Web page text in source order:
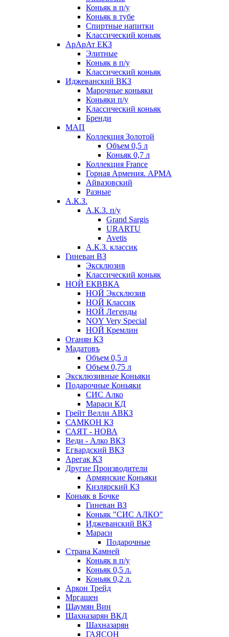
Коньяк в п/у
Коньяк в тубе
Спиртные напитки
Классический коньяк
АрАрАт ЕКЗ
Элитные
Коньяк в п/у
Классический коньяк
Иджеванский ВКЗ
Марочные коньяки
Коньяки п/у
Классический коньяк
Бренди
МАП
Коллекция Золотой
Объем 0,5 л
Коньяк 0,7 л
Коллекция France
Горная Армения. АРМА
Айвазовский
Разные
А.К.З.
А.К.З. п/у
Grand Sargis
URARTU
Avetis
А.К.З. классик
Гиневан ВЗ
Эксклюзив
Классический коньяк
НОЙ ЕКВВКА
НОЙ Эксклюзив
НОЙ Классик
НОЙ Легенды
NOY Very Speсial
НОЙ Кремлин
Оганян КЗ
Мадатовъ
Объем 0,5 л
Объем 0,75 л
Эксклюзивные Коньяки
Подарочные Коньяки
СИС Алко
Мараси КД
Грейт Велли АВКЗ
САМКОН КЗ
САЯТ - НОВА
Веди - Алко ВКЗ
Егвардский ВКЗ
Арегак КЗ
Другие Производители
Армянские Коньяки
Кизлярский КЗ
Коньяк в Бочке
Гиневан ВЗ
Коньяк "СИС АЛКО"
Иджеванский ВКЗ
Мараси
Подарочные
Страна Камней
Коньяк в п/у
Коньяк 0,5 л.
Коньяк 0,2 л.
Аркон Трейд
Мргашен
Шаумян Вин
Шахназарян ВКД
Шахназарян
ГАЯСОН